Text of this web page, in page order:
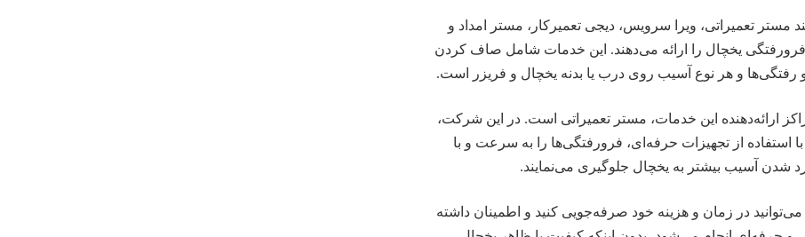
مستر تعمیراتی، ویرا سرویس، دیجی تعمیرکار، مستر امداد و
یخچال را ارائه می‌دهند. این خدمات شامل صاف کردن
رفتگی‌ها و هر نوع آسیب روی درب یا بدنه یخچال و فریزر است.
ارائه‌دهنده این خدمات، مستر تعمیراتی است. در این شرکت،
از تجهیزات حرفه‌ای، فرورفتگی‌ها را به سرعت و با
شدن آسیب بیشتر به یخچال جلوگیری می‌نمایند.
می‌توانید در زمان و هزینه خود صرفه‌جویی کنید و اطمینان داشته